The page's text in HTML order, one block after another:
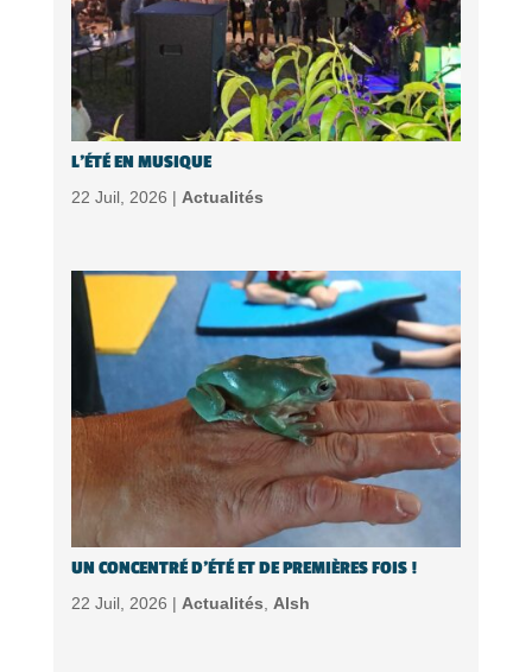
L’ÉTÉ EN MUSIQUE
22 Juil, 2026 | Actualités
UN CONCENTRÉ D’ÉTÉ ET DE PREMIÈRES FOIS !
22 Juil, 2026 | Actualités Alsh